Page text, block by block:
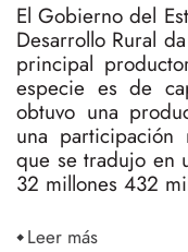
El Gobierno del
Desarrollo Rural
principal
especie es de
obtuvo una
una
que se tradujo en
32 millones 432
Leer más